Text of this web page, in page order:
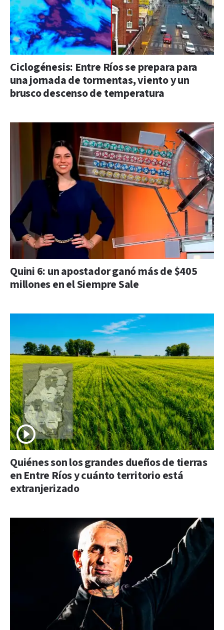
Ciclogénesis: Entre Ríos se prepara para
una jornada de tormentas, viento y un
brusco descenso de temperatura
Quini 6: un apostador ganó más de $405
millones en el Siempre Sale
Quiénes son los grandes dueños de tierras
en Entre Ríos y cuánto territorio está
extranjerizado